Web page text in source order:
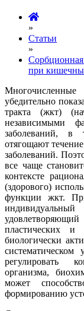
»
Статьи
»
при
Многочисленные
убедительно
тракта (жкт)
независимыми
заболеваний, в
отягощают
заболеваний.
все чаще
контексте
(здорового)
функции жкт.
удовлетворяющий
пластических и
биологически
регулировать
организма,
может
формированию